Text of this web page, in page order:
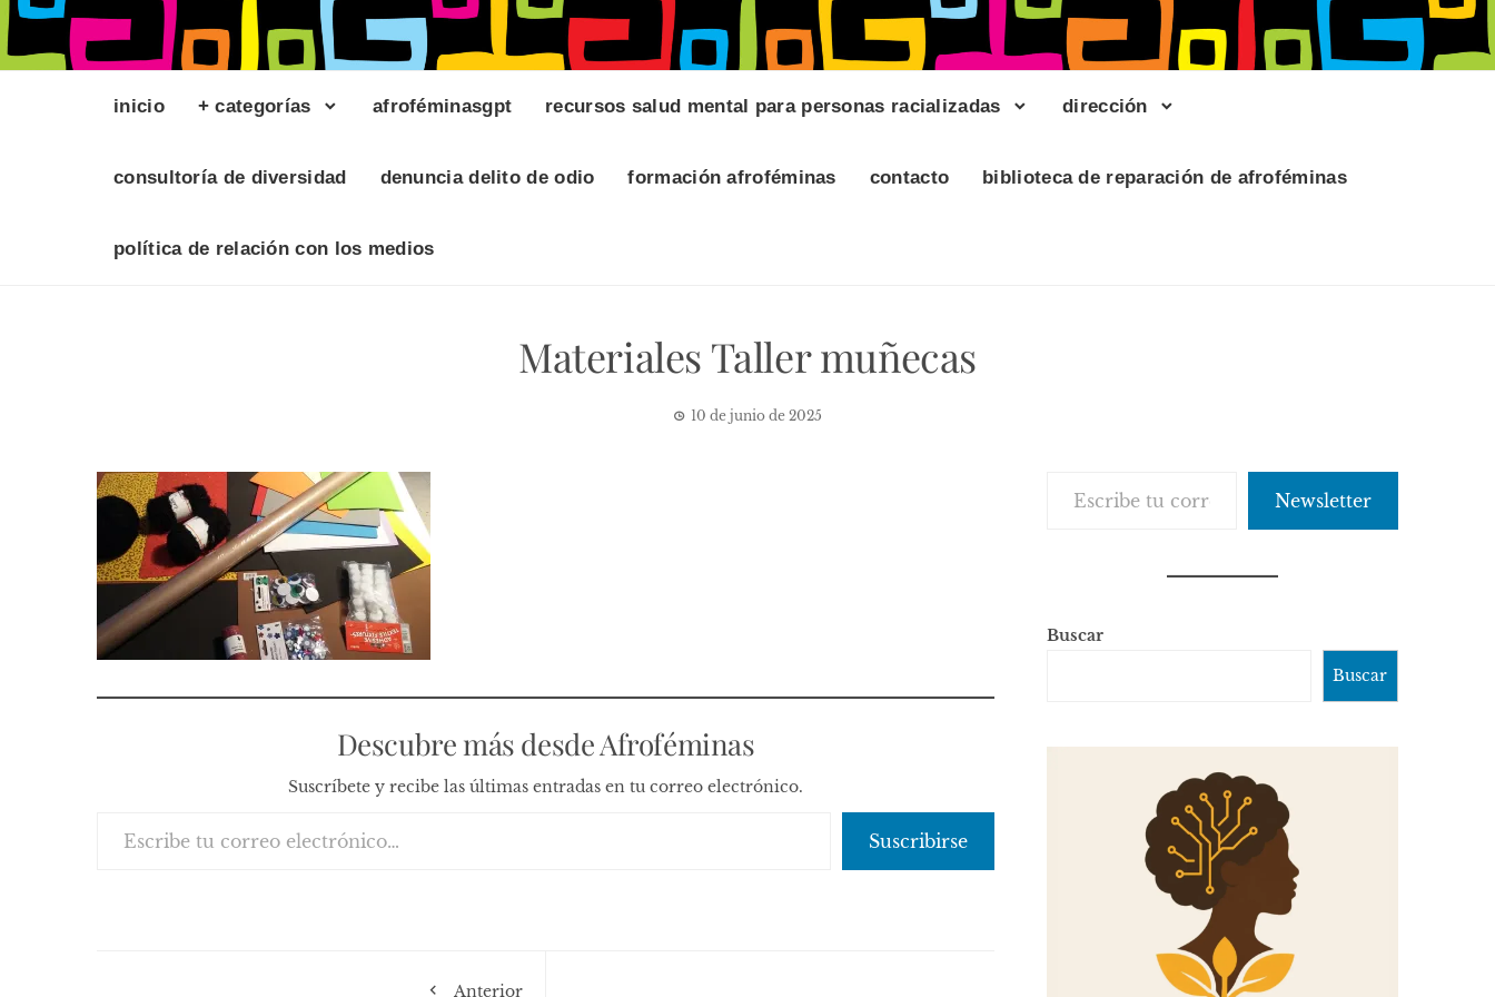
inicio + categorías afroféminasgpt recursos salud mental para personas racializadas dirección
consultoría de diversidad denuncia delito de odio formación afroféminas contacto biblioteca de reparación de afroféminas
política de relación con los medios
Materiales Taller muñecas
10 de junio de 2025
Descubre más desde Afroféminas
Suscríbete y recibe las últimas entradas en tu correo electrónico.
Suscribirse
Anterior
Newsletter
Buscar
Buscar